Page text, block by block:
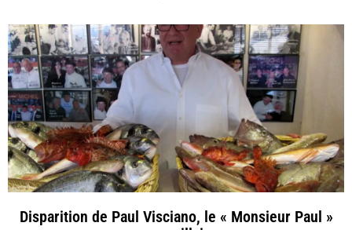
Disparition de Paul Visciano, le « Monsieur Paul »